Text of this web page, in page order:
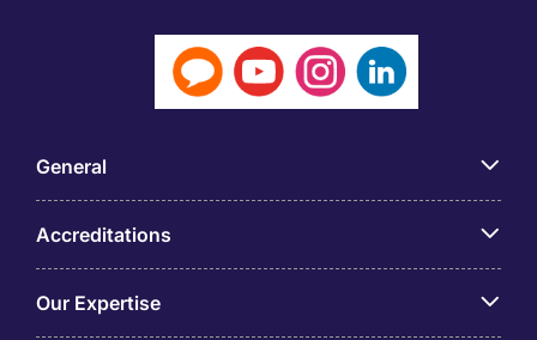
General
Accreditations
Our Expertise